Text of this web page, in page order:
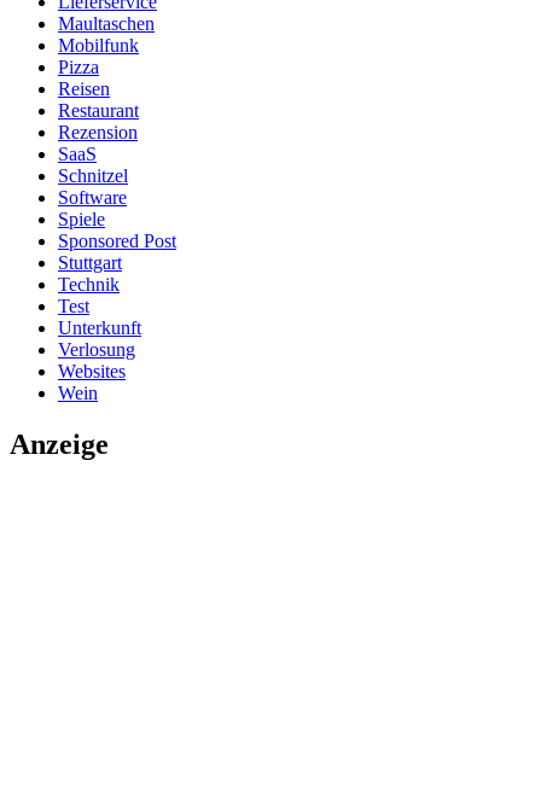
Maultaschen
Mobilfunk
Pizza
Reisen
Restaurant
Rezension
SaaS
Schnitzel
Software
Spiele
Sponsored Post
Stuttgart
Technik
Test
Unterkunft
Verlosung
Websites
Wein
Anzeige